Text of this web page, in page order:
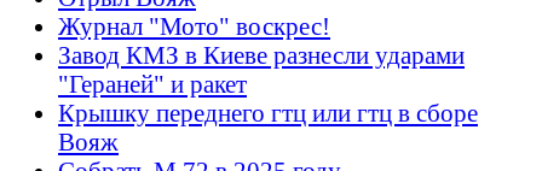
Журнал "Мото" воскрес!
Завод КМЗ в Киеве разнесли ударами
"Гераней" и ракет
Крышку переднего гтц или гтц в сборе
Вояж